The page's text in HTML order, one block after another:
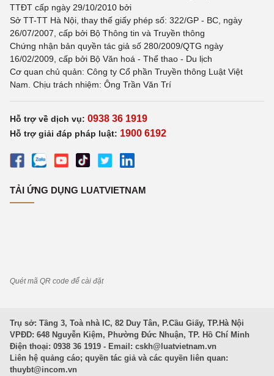
TTĐT cấp ngày 29/10/2010 bởi
Sở TT-TT Hà Nội, thay thế giấy phép số: 322/GP - BC, ngày
26/07/2007, cấp bởi Bộ Thông tin và Truyền thông
Chứng nhận bản quyền tác giả số 280/2009/QTG ngày
16/02/2009, cấp bởi Bộ Văn hoá - Thể thao - Du lịch
Cơ quan chủ quản: Công ty Cổ phần Truyền thông Luật Việt
Nam. Chịu trách nhiệm: Ông Trần Văn Trí
Hỗ trợ về dịch vụ: 0938 36 1919
Hỗ trợ giải đáp pháp luật: 1900 6192
TẢI ỨNG DỤNG LUATVIETNAM
Quét mã QR code để cài đặt
Trụ sở: Tầng 3, Toà nhà IC, 82 Duy Tân, P.Cầu Giấy, TP.Hà Nội
VPĐD: 648 Nguyễn Kiệm, Phường Đức Nhuận, TP. Hồ Chí Minh
Điện thoại: 0938 36 1919 - Email: cskh@luatvietnam.vn
Liên hệ quảng cáo; quyền tác giả và các quyền liên quan:
thuybt@incom.vn